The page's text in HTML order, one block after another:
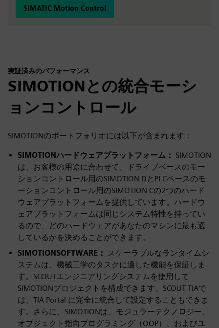
SIMATIC Motion Control
実証済みのパフォーマンス
SIMOTIONとの統合モーシ
ョンコントロール
SIMOTIONのポートフォリオには以下が含まれます：
SIMOTIONハードウェアプラットフォーム： SIMOTION
は、お客様の用途に合わせて、ドライブベースのモー
ションコントロール用のSIMOTION DとPLCベースのモ
ーションコントロール用のSIMOTION Cの2つのハード
ウェアプラットフォームを提供しています。ハードウ
ェアプラットフォームは同じシステム特性を持ってい
るので、どのハードウェアがあなたのマシンに最も適
しているかを決めることができます。
SIMOTIONSOFTWARE：
スケーラブルなランタイムシ
ステムは、機械工学のタスクに適した機能を保証しま
す。SCOUTエンジニアリングシステムを使用して
SIMOTIONプロジェクトを構成できます。SCOUT TIAで
は、TIA Portal に完全に統合して設定することもできま
す。さらに、SIMOTIONは、モジュラーテクノロジー、
オブジェクト指向プログラミング（OOP）、およびユ